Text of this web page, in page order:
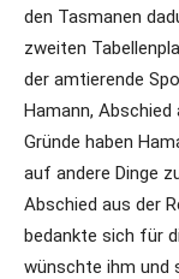
den Tasmanen
zweiten
der amtierende
Hamann,
Gründe haben
auf andere Dinge
Abschied aus der
bedankte sich für
wünschte ihm und